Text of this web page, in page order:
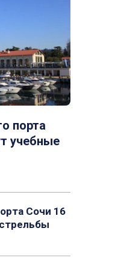
порта
учебные
Сочи 16